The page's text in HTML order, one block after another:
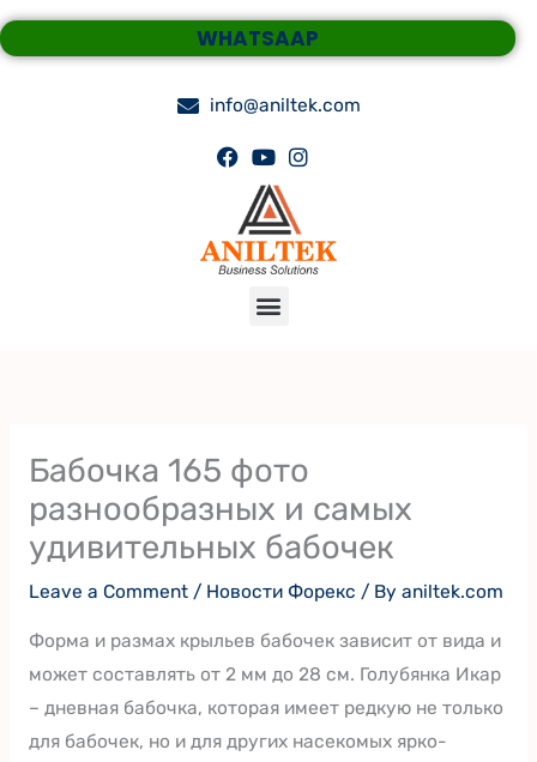
Skip
to
WHATSAAP
info@aniltek.com
Menu
Бабочка 165 фото
разнообразных и самых
удивительных бабочек
Leave a Comment / Новости Форекс / By aniltek.com
Форма и размах крыльев бабочек зависит от вида и
может составлять от 2 мм до 28 см. Голубянка Икар
– дневная бабочка, которая имеет редкую не только
для бабочек, но и для других насекомых ярко-